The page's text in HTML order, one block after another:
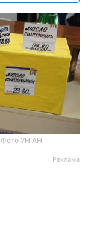
Фото УНІАН
Реклама